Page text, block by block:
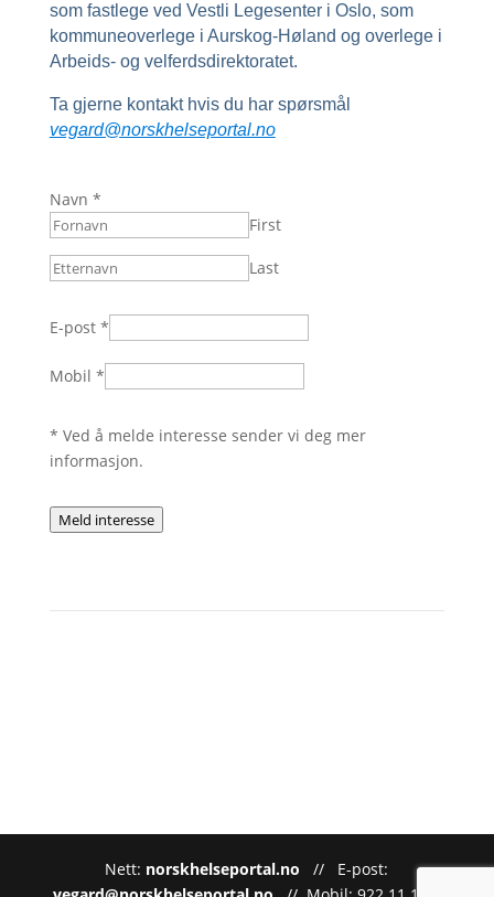
som fastlege ved Vestli Legesenter i Oslo, som
kommuneoverlege i Aurskog-Høland og overlege i
Arbeids- og velferdsdirektoratet.
Ta gjerne kontakt hvis du har spørsmål
vegard@norskhelseportal.no
Navn *
First
Last
E-post *
Mobil *
* Ved å melde interesse sender vi deg mer
informasjon.
Meld interesse
Nett: norskhelseportal.no // E-post: